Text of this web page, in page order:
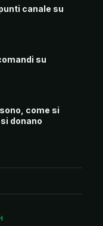
canale su
su
come si
donano